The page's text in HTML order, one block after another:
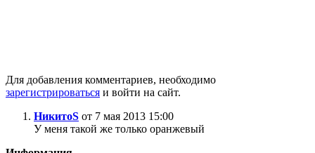
Для добавления комментариев, необходимо
зарегистрироваться и войти на сайт.
НикитоS от 7 мая 2013 15:00
У меня такой же только оранжевый